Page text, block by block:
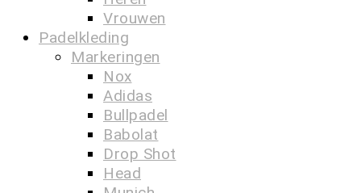
Vrouwen
Padelkleding
Markeringen
Nox
Adidas
Bullpadel
Babolat
Drop Shot
Head